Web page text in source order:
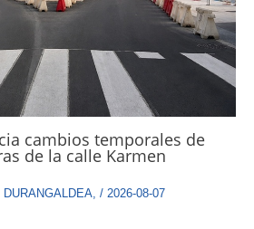
cambios temporales de
de la calle Karmen
DURANGALDEA, / 2026-08-07